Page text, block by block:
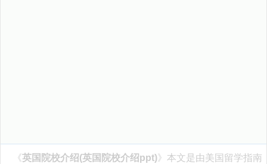
《英国院校介绍(英国院校介绍ppt)》本文是由美国留学指南